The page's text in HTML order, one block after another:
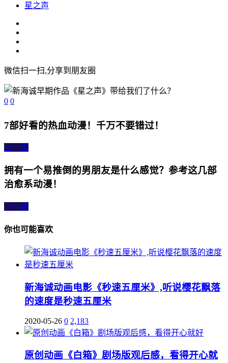
星之声
微信扫一扫,分享到朋友圈
0 0
7部好看的热血动漫！千万不要错过！
上一篇
拥有一个易推倒的男朋友是什么感觉？参考这几部
治愈系动漫！
下一篇
你也可能喜欢
新海诚动画电影《秒速五厘米》,听说樱花飘落
的速度是秒速五厘米
2020-05-26 0 2,183
原创动画《白箱》剧场版观后感，看得开心就